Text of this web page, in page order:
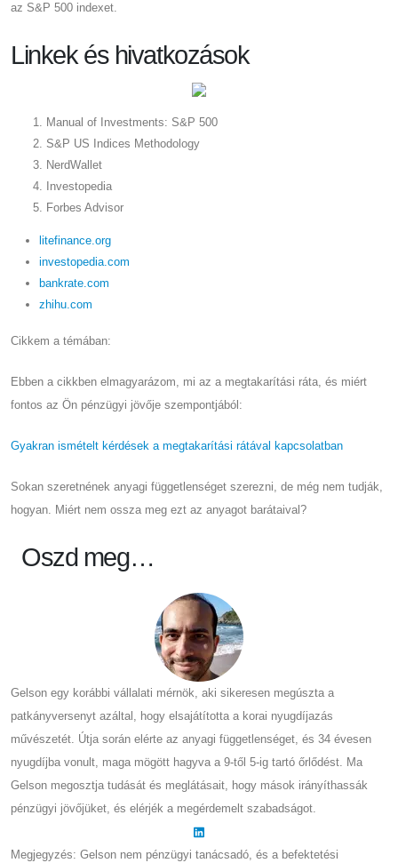
az S&P 500 indexet.
Linkek és hivatkozások
Manual of Investments: S&P 500
S&P US Indices Methodology
NerdWallet
Investopedia
Forbes Advisor
litefinance.org
investopedia.com
bankrate.com
zhihu.com
Cikkem a témában:
Ebben a cikkben elmagyarázom, mi az a megtakarítási ráta, és miért
fontos az Ön pénzügyi jövője szempontjából:
Gyakran ismételt kérdések a megtakarítási rátával kapcsolatban
Sokan szeretnének anyagi függetlenséget szerezni, de még nem tudják,
hogyan. Miért nem ossza meg ezt az anyagot barátaival?
Oszd meg…
Gelson egy korábbi vállalati mérnök, aki sikeresen megúszta a
patkányversenyt azáltal, hogy elsajátította a korai nyugdíjazás
művészetét. Útja során elérte az anyagi függetlenséget, és 34 évesen
nyugdíjba vonult, maga mögött hagyva a 9-től 5-ig tartó őrlődést. Ma
Gelson megosztja tudását és meglátásait, hogy mások irányíthassák
pénzügyi jövőjüket, és elérjék a megérdemelt szabadságot.
Megjegyzés: Gelson nem pénzügyi tanácsadó, és a befektetési